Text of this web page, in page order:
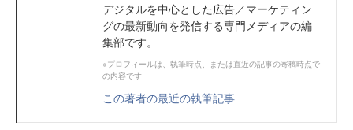
デジタルを中心とした広告／マーケティン
グの最新動向を発信する専門メディアの編
集部です。
※プロフィールは、執筆時点、または直近の記事の寄稿時点で
の内容です
この著者の最近の執筆記事